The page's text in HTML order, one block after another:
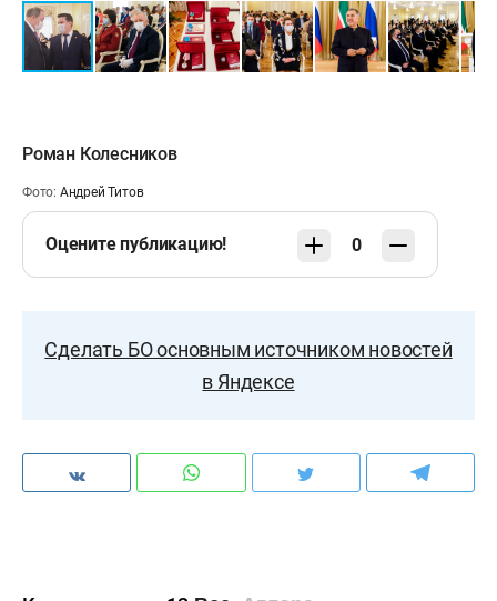
Роман Колесников
Фото: Андрей Титов
Оцените публикацию! 0
Сделать БО основным источником новостей
в Яндексе